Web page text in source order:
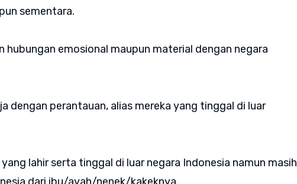
sementara.
hubungan emosional maupun material dengan negara
dengan perantauan, alias mereka yang tinggal di luar
lahir serta tinggal di luar negara Indonesia namun masih